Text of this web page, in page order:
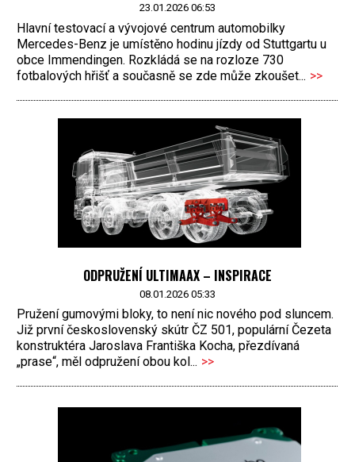
23.01.2026 06:53
Hlavní testovací a vývojové centrum automobilky
Mercedes-Benz je umístěno hodinu jízdy od Stuttgartu u
obce Immendingen. Rozkládá se na rozloze 730
fotbalových hřišť a současně se zde může zkoušet... >>
ODPRUŽENÍ ULTIMAAX – INSPIRACE
08.01.2026 05:33
Pružení gumovými bloky, to není nic nového pod sluncem.
Již první československý skútr ČZ 501, populární Čezeta
konstruktéra Jaroslava Františka Kocha, přezdívaná
„prase“, měl odpružení obou kol... >>